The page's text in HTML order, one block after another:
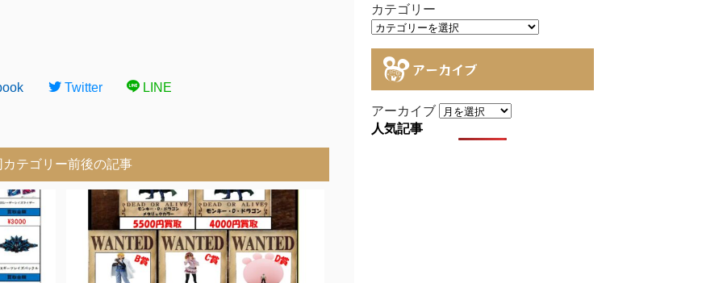
Twitter LINE
カテゴリー前後の記事
カテゴリー
アーカイブ
アーカイブ
人気記事